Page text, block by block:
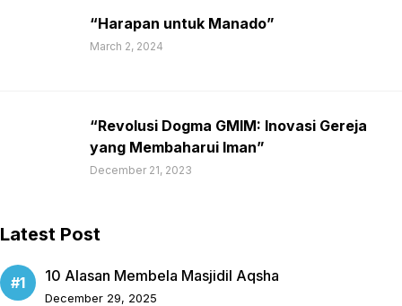
“Harapan untuk Manado”
March 2, 2024
“Revolusi Dogma GMIM: Inovasi Gereja
yang Membaharui Iman”
December 21, 2023
Latest Post
10 Alasan Membela Masjidil Aqsha
December 29, 2025